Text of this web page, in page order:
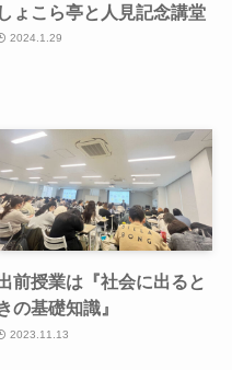
しょこら亭と人見記念講堂
2024.1.29
前授業は『社会に出ると
の基礎知識』
2023.11.13